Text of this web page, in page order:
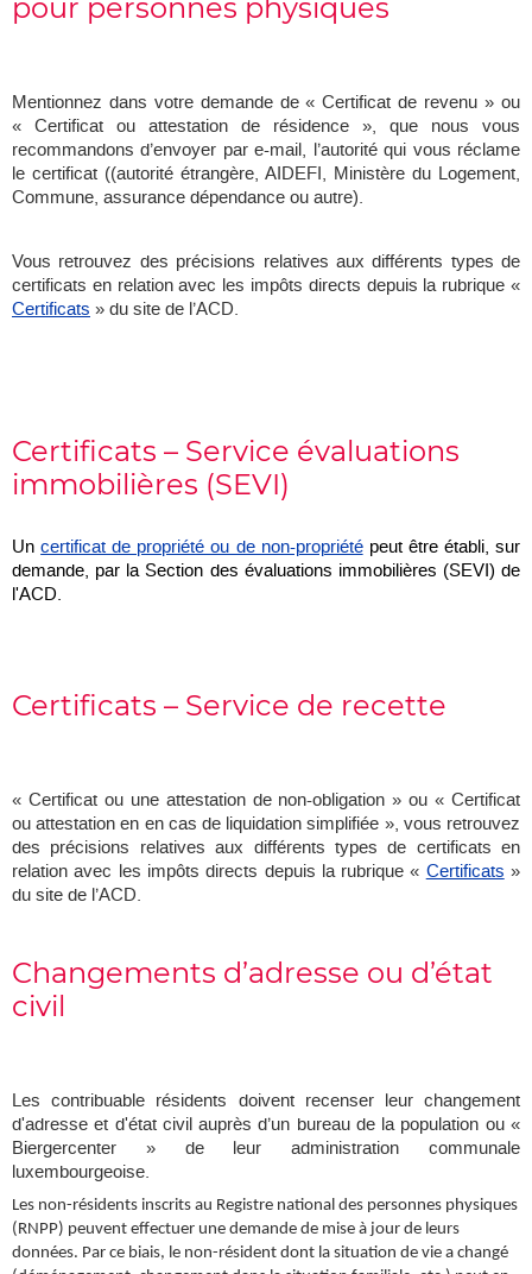
pour personnes physiques
Mentionnez dans votre demande de « Certificat de revenu » ou
« Certificat ou attestation de résidence », que nous vous
recommandons d’envoyer par e-mail, l’autorité qui vous réclame
le certificat ((autorité étrangère, AIDEFI, Ministère du Logement,
Commune, assurance dépendance ou autre).
Vous retrouvez des précisions relatives aux différents types de
certificats en relation avec les impôts directs depuis la rubrique «
Certificats » du site de l’ACD.
Certificats – Service évaluations
immobilières (SEVI)
Uncertificat de propriété ou de non-propriétépeut être établi, sur
demande, par la Section des évaluations immobilières (SEVI) de
l'ACD.
Certificats – Service de recette
« Certificat ou une attestation de non-obligation » ou « Certificat
ou attestation en en cas de liquidation simplifiée », vous retrouvez
des précisions relatives aux différents types de certificats en
relation avec les impôts directs depuis la rubrique « Certificats »
du site de l’ACD.
Changements d’adresse ou d’état
civil
Les contribuable résidents doivent recenser leur changement
d'adresse et d'état civil auprès d’un bureau de la population ou «
Biergercenter » de leur administration communale
luxembourgeoise.
Les non-résidents inscrits au Registre national des personnes physiques
(RNPP) peuvent effectuer une demande de mise à jour de leurs
données. Par ce biais, le non-résident dont la situation de vie a changé